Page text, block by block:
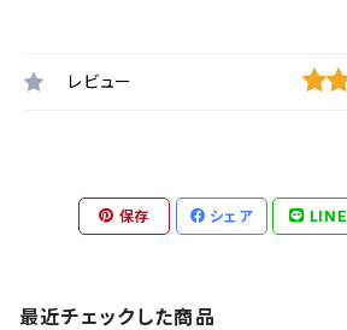
レビュー
保存 シェア LINE
最近チェックした商品